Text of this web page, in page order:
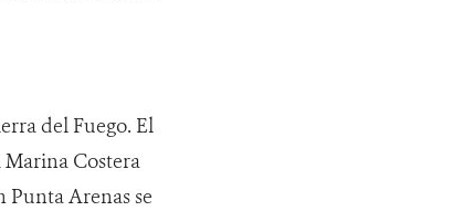
del Fuego. El
Costera
Arenas se